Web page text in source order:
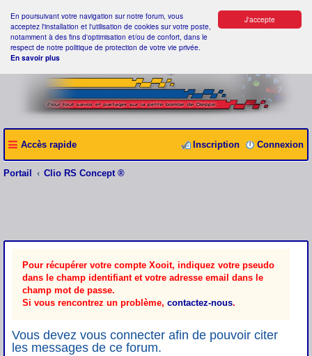
J'accepte
En poursuivant votre navigation sur notre forum, vous
acceptez l'installation et l'utilisation de cookies sur votre poste,
notamment à des fins d'optimisation et/ou de confort, dans le
respect de notre politique de protection de votre vie privée.
En savoir plus
Accès rapide Connexion
Inscription
Portail Clio RS Concept ®
Pour récupérer votre compte Xooit, indiquez votre pseudo
dans le champ identifiant et votre adresse email dans le
champ mot de passe.
Si vous rencontrez un problème, contactez-nous.
Vous devez vous connecter afin de pouvoir citer
les messages de ce forum.